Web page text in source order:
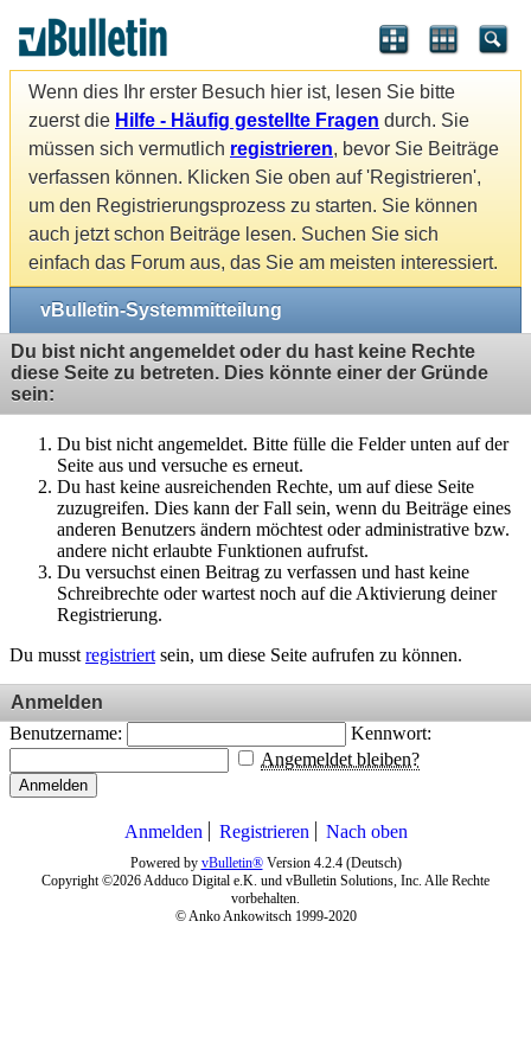
Wenn dies Ihr erster Besuch hier ist, lesen Sie bitte
zuerst die Hilfe - Häufig gestellte Fragen durch. Sie
müssen sich vermutlich registrieren, bevor Sie Beiträge
verfassen können. Klicken Sie oben auf 'Registrieren',
um den Registrierungsprozess zu starten. Sie können
auch jetzt schon Beiträge lesen. Suchen Sie sich
einfach das Forum aus, das Sie am meisten interessiert.
vBulletin-Systemmitteilung
Du bist nicht angemeldet oder du hast keine Rechte
diese Seite zu betreten. Dies könnte einer der Gründe
sein:
Du bist nicht angemeldet. Bitte fülle die Felder unten auf der
Seite aus und versuche es erneut.
Du hast keine ausreichenden Rechte, um auf diese Seite
zuzugreifen. Dies kann der Fall sein, wenn du Beiträge eines
anderen Benutzers ändern möchtest oder administrative bzw.
andere nicht erlaubte Funktionen aufrufst.
Du versuchst einen Beitrag zu verfassen und hast keine
Schreibrechte oder wartest noch auf die Aktivierung deiner
Registrierung.
Du musst registriert sein, um diese Seite aufrufen zu können.
Anmelden
Benutzername:
Kennwort:
Angemeldet bleiben?
Anmelden
Anmelden Registrieren Nach oben
Powered by vBulletin®Version 4.2.4 (Deutsch)
Copyright ©2026 Adduco Digital e.K. und vBulletin Solutions, Inc. Alle Rechte
vorbehalten.
© Anko Ankowitsch 1999-2020